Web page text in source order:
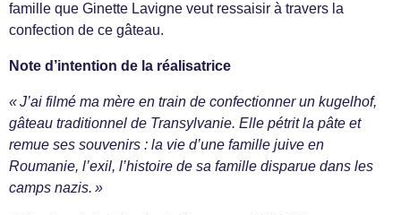
famille que Ginette Lavigne veut ressaisir à travers la
confection de ce gâteau.
Note d’intention de la réalisatrice
« J’ai filmé ma mère en train de confectionner un kugelhof,
gâteau traditionnel de Transylvanie. Elle pétrit la pâte et
remue ses souvenirs : la vie d’une famille juive en
Roumanie, l’exil, l’histoire de sa famille disparue dans les
camps nazis. »